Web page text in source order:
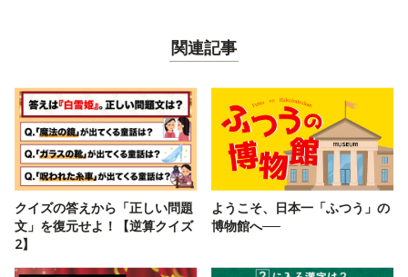
関連記事
クイズの答えから「正しい問題
文」を復元せよ！【逆算クイズ
2】
ようこそ、日本一「ふつう」の
博物館へ──